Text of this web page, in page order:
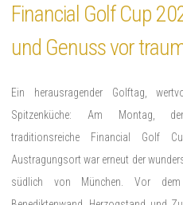
Financial Golf Cup
und Genuss vor
Ein herausragender Golftag,
Spitzenküche: Am
traditionsreiche Financial Golf
Austragungsort war erneut der
südlich von München. Vor dem